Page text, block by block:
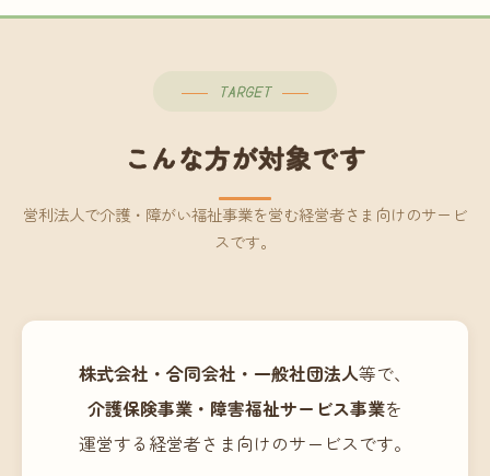
TARGET
こんな方が対象です
営利法人で介護・障がい福祉事業を営む経営者さま向けのサービ
スです。
株式会社・合同会社・一般社団法人等で、
介護保険事業・障害福祉サービス事業を
運営する経営者さま向けのサービスです。